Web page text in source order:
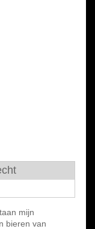
mijn
bieren van